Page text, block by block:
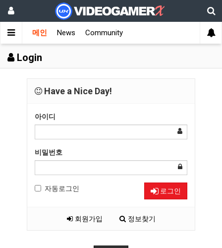
메인 News Community
Login
Have a Nice Day!
아이디
비밀번호
자동로그인 로그인
회원가입 정보찾기